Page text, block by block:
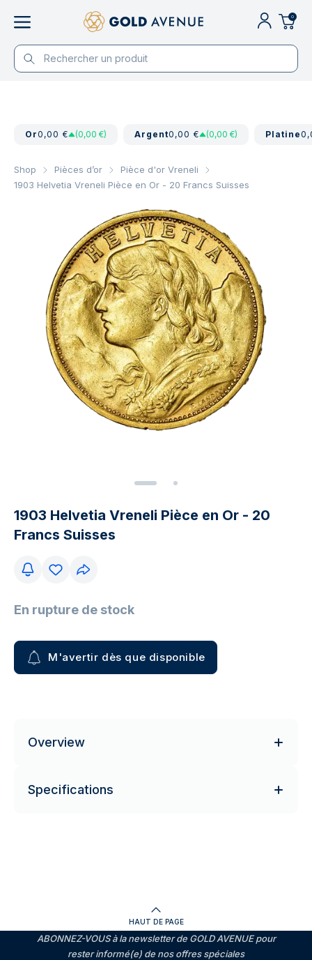
0
Or0,00 € (0,00 €) Argent0,00 € (0,00 €) Platine
Shop Pièces d’or
Pièce d'or Vreneli
1903 Helvetia Vreneli Pièce en Or - 20 Francs Suisses
1903 Helvetia Vreneli Pièce en Or - 20
Francs Suisses
En rupture de stock
M'avertir dès que disponible
Overview
Specifications
HAUT DE PAGE
ABONNEZ-VOUS à la newsletter de GOLD AVENUE pour
rester informé(e) de nos offres spéciales